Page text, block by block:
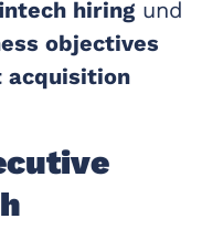
hiring und
objectives
acquisition